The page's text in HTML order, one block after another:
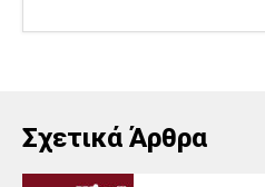
Σχετικά Άρθρα